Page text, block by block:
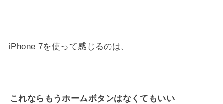
iPhone 7を使って感じるのは、
これならもうホームボタンはなくてもいい